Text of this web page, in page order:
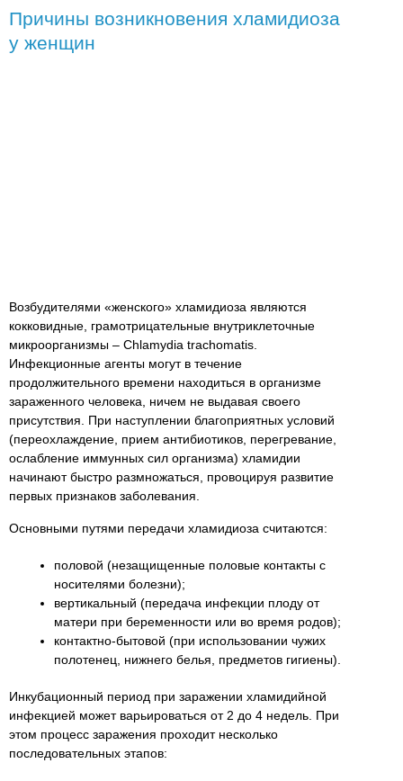
Причины возникновения хламидиоза
у женщин
Возбудителями «женского» хламидиоза являются
кокковидные, грамотрицательные внутриклеточные
микроорганизмы – Chlamydia trachomatis.
Инфекционные агенты могут в течение
продолжительного времени находиться в организме
зараженного человека, ничем не выдавая своего
присутствия. При наступлении благоприятных условий
(переохлаждение, прием антибиотиков, перегревание,
ослабление иммунных сил организма) хламидии
начинают быстро размножаться, провоцируя развитие
первых признаков заболевания.
Основными путями передачи хламидиоза считаются:
половой (незащищенные половые контакты с
носителями болезни);
вертикальный (передача инфекции плоду от
матери при беременности или во время родов);
контактно-бытовой (при использовании чужих
полотенец, нижнего белья, предметов гигиены).
Инкубационный период при заражении хламидийной
инфекцией может варьироваться от 2 до 4 недель. При
этом процесс заражения проходит несколько
последовательных этапов: